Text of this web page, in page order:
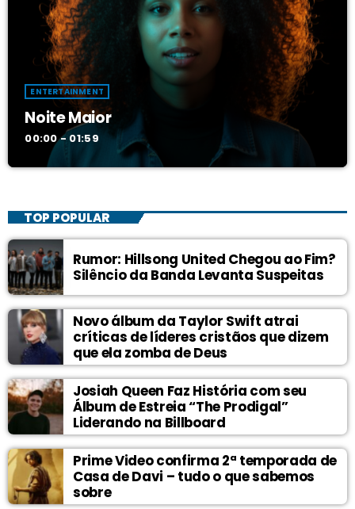
ENTERTAINMENT
Noite Maior
00:00 - 01:59
TOP POPULAR
Rumor: Hillsong United Chegou ao Fim?
Silêncio da Banda Levanta Suspeitas
Novo álbum da Taylor Swift atrai
críticas de líderes cristãos que dizem
que ela zomba de Deus
Josiah Queen Faz História com seu
Álbum de Estreia “The Prodigal”
Liderando na Billboard
Prime Video confirma 2ª temporada de
Casa de Davi – tudo o que sabemos
sobre